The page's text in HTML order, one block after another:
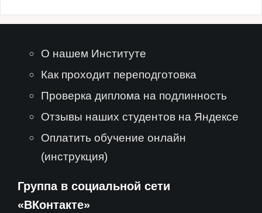
О нашем Институте
Как проходит переподготовка
Проверка диплома на подлинность
Отзывы наших студентов на Яндексе
Оплатить обучение онлайн
(инструкция)
Группа в социальной сети
«ВКонтакте»